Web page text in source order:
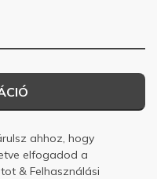
ahhoz, hogy
elfogadod a
& Felhasználási